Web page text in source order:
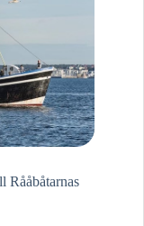
Rååbåtarnas